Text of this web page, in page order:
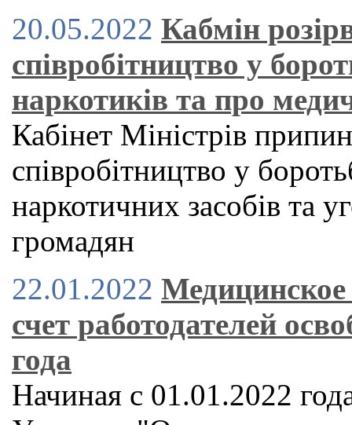
20.05.2022 Кабмін
співробітництво у
наркотиків та про
Кабінет Міністрів
співробітництво у
наркотичних засобів та
громадян
22.01.2022 Медицинское
счет работодателей
года
Начиная с 01.01.2022